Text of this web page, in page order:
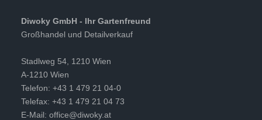
Diwoky GmbH - Ihr Gartenfreund
Großhandel und Detailverkauf
Stadlweg 54, 1210 Wien
A-1210 Wien
Telefon: +43 1 479 21 04-0
Telefax: +43 1 479 21 04 73
E-Mail: office@diwoky.at